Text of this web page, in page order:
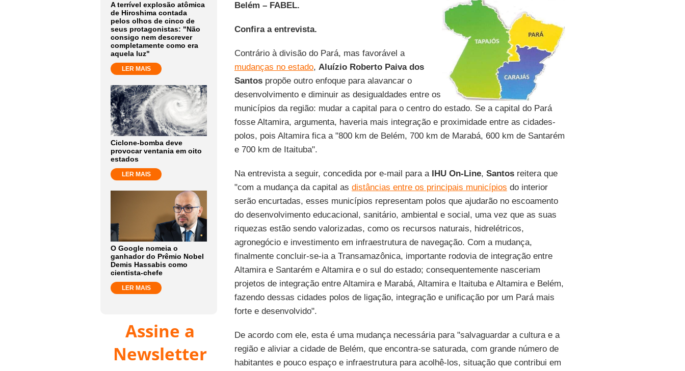
A terrível explosão atômica
de Hiroshima contada
pelos olhos de cinco de
seus protagonistas: "Não
consigo nem descrever
completamente como era
aquela luz"
LER MAIS
Ciclone-bomba deve
provocar ventania em oito
estados
LER MAIS
O Google nomeia o
ganhador do Prêmio Nobel
Demis Hassabis como
cientista-chefe
LER MAIS
Assine a
Newsletter
Belém – FABEL.
Confira a entrevista.
Contrário à divisão do Pará, mas favorável a
mudanças no estado, Aluízio Roberto Paiva dos
Santospropõe outro enfoque para alavancar o
desenvolvimento e diminuir as desigualdades entre os
municípios da região: mudar a capital para o centro do estado. Se a capital do Pará
fosse Altamira, argumenta, haveria mais integração e proximidade entre as cidades-
polos, pois Altamira fica a "800 km de Belém, 700 km de Marabá, 600 km de Santarém
e 700 km de Itaituba".
Na entrevista a seguir, concedida por e-mail para a IHU On-Line, Santosreitera que
"com a mudança da capital as distâncias entre os principais municípios do interior
serão encurtadas, esses municípios representam polos que ajudarão no escoamento
do desenvolvimento educacional, sanitário, ambiental e social, uma vez que as suas
riquezas estão sendo valorizadas, como os recursos naturais, hidrelétricos,
agronegócio e investimento em infraestrutura de navegação. Com a mudança,
finalmente concluir-se-ia a Transamazônica, importante rodovia de integração entre
Altamira e Santarém e Altamira e o sul do estado; consequentemente nasceriam
projetos de integração entre Altamira e Marabá, Altamira e Itaituba e Altamira e Belém,
fazendo dessas cidades polos de ligação, integração e unificação por um Pará mais
forte e desenvolvido".
De acordo com ele, esta é uma mudança necessária para "salvaguardar a cultura e a
região e aliviar a cidade de Belém, que encontra-se saturada, com grande número de
habitantes e pouco espaço e infraestrutura para acolhê-los, situação que contribui em